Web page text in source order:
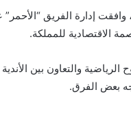
وافقت إدارة الفريق
الاقتصادية للمملكة.
الرياضية والتعاون بين
بعض الفرق.